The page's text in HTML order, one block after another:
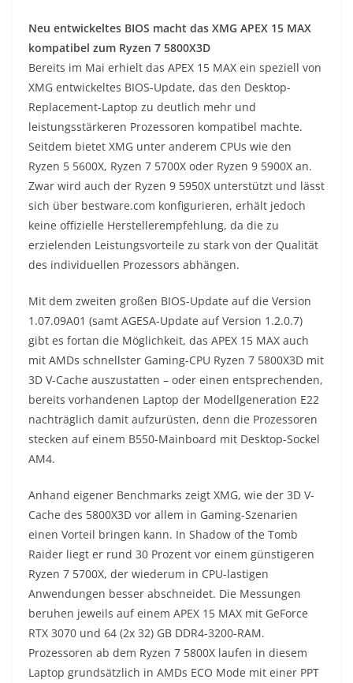
Neu entwickeltes BIOS macht das XMG APEX 15 MAX
kompatibel zum Ryzen 7 5800X3D
Bereits im Mai erhielt das APEX 15 MAX ein speziell von
XMG entwickeltes BIOS-Update, das den Desktop-
Replacement-Laptop zu deutlich mehr und
leistungsstärkeren Prozessoren kompatibel machte.
Seitdem bietet XMG unter anderem CPUs wie den
Ryzen 5 5600X, Ryzen 7 5700X oder Ryzen 9 5900X an.
Zwar wird auch der Ryzen 9 5950X unterstützt und lässt
sich über bestware.com konfigurieren, erhält jedoch
keine offizielle Herstellerempfehlung, da die zu
erzielenden Leistungsvorteile zu stark von der Qualität
des individuellen Prozessors abhängen.
Mit dem zweiten großen BIOS-Update auf die Version
1.07.09A01 (samt AGESA-Update auf Version 1.2.0.7)
gibt es fortan die Möglichkeit, das APEX 15 MAX auch
mit AMDs schnellster Gaming-CPU Ryzen 7 5800X3D mit
3D V-Cache auszustatten – oder einen entsprechenden,
bereits vorhandenen Laptop der Modellgeneration E22
nachträglich damit aufzurüsten, denn die Prozessoren
stecken auf einem B550-Mainboard mit Desktop-Sockel
AM4.
Anhand eigener Benchmarks zeigt XMG, wie der 3D V-
Cache des 5800X3D vor allem in Gaming-Szenarien
einen Vorteil bringen kann. In Shadow of the Tomb
Raider liegt er rund 30 Prozent vor einem günstigeren
Ryzen 7 5700X, der wiederum in CPU-lastigen
Anwendungen besser abschneidet. Die Messungen
beruhen jeweils auf einem APEX 15 MAX mit GeForce
RTX 3070 und 64 (2x 32) GB DDR4-3200-RAM.
Prozessoren ab dem Ryzen 7 5800X laufen in diesem
Laptop grundsätzlich in AMDs ECO Mode mit einer PPT